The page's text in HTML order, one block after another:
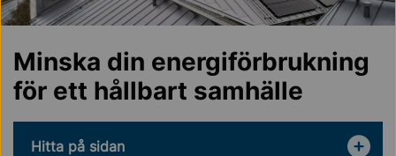
Minska din energiförbrukning
för ett hållbart samhälle
Hitta på sidan